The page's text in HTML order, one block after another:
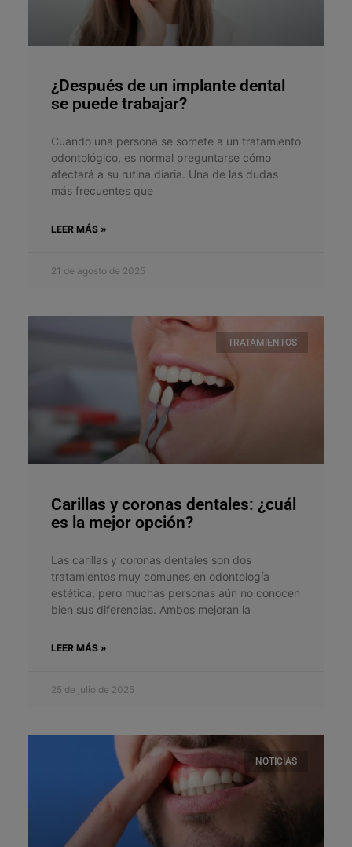
¿Después de un implante dental
se puede trabajar?
Cuando una persona se somete a un tratamiento
odontológico, es normal preguntarse cómo
afectará a su rutina diaria. Una de las dudas
más frecuentes que
LEER MÁS »
21 de agosto de 2025
TRATAMIENTOS
Carillas y coronas dentales: ¿cuál
es la mejor opción?
Las carillas y coronas dentales son dos
tratamientos muy comunes en odontología
estética, pero muchas personas aún no conocen
bien sus diferencias. Ambos mejoran la
LEER MÁS »
25 de julio de 2025
NOTICIAS